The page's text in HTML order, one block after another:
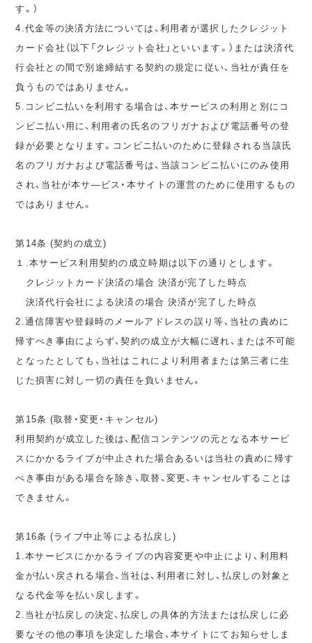
す。）
4.代金等の決済方法については、利用者が選択したクレジット
カード会社（以下「クレジット会社」といいます。）または決済代
行会社との間で別途締結する契約の規定に従い、当社が責任を
負うものではありません。
5.コンビニ払いを利用する場合は、本サービスの利用と別にコ
ンビニ払い用に、利用者の氏名のフリガナおよび電話番号の登
録が必要となります。コンビニ払いのために登録される当該氏
名のフリガナおよび電話番号は、当該コンビニ払いにのみ使用
され、当社が本サ―ビス・本サイトの運営のために使用するもの
ではありません。
第14条 (契約の成立)
１.本サービス利用契約の成立時期は以下の通りとします。
クレジットカード決済の場合 決済が完了した時点
決済代行会社による決済の場合 決済が完了した時点
2.通信障害や登録時のメールアドレスの誤り等、当社の責めに
帰すべき事由によらず、契約の成立が大幅に遅れ、または不可能
となったとしても、当社はこれにより利用者または第三者に生
じた損害に対し一切の責任を負いません。
第15条 (取替・変更・キャンセル)
利用契約が成立した後は、配信コンテンツの元となる本サービ
スにかかるライブが中止された場合あるいは当社の責めに帰す
べき事由がある場合を除き、取替、変更、キャンセルすることは
できません。
第16条 (ライブ中止等による払戻し)
1.本サービスにかかるライブの内容変更や中止により、利用料
金が払い戻される場合、当社は、利用者に対し、払戻しの対象と
なる代金等を払い戻します。
2.当社が払戻しの決定、払戻しの具体的方法または払戻しに必
要なその他の事項を決定した場合、本サイトにてお知らせしま